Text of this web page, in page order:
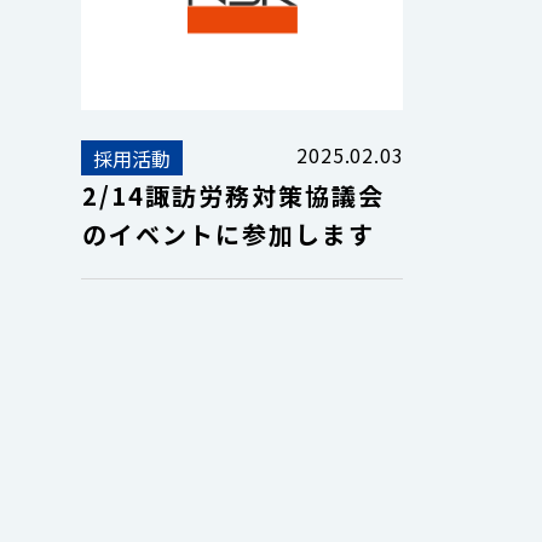
採用活動 2025.02.03
2/14諏訪労務対策協議会
のイベントに参加します